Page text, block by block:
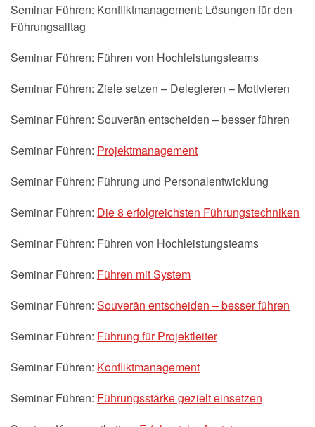
Seminar Führen: Konfliktmanagement: Lösungen für den
Führungsalltag
Seminar Führen: Führen von Hochleistungsteams
Seminar Führen: Ziele setzen – Delegieren – Motivieren
Seminar Führen: Souverän entscheiden – besser führen
Seminar Führen: Projektmanagement
Seminar Führen: Führung und Personalentwicklung
Seminar Führen: Die 8 erfolgreichsten Führungstechniken
Seminar Führen: Führen von Hochleistungsteams
Seminar Führen: Führen mit System
Seminar Führen: Souverän entscheiden – besser führen
Seminar Führen: Führung für Projektleiter
Seminar Führen: Konfliktmanagement
Seminar Führen: Führungsstärke gezielt einsetzen